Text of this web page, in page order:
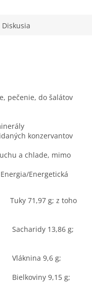
Diskusia
pečenie, do šalátov
konzervantov
a chlade, mimo
Energia/Energetická
z toho
g;
g;
g;